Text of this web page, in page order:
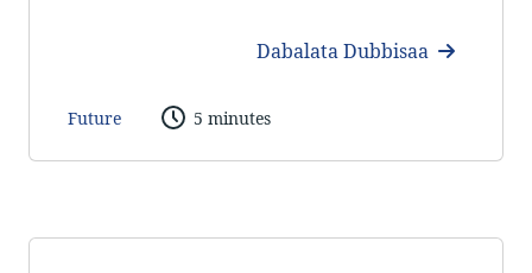
Dabalata Dubbisaa
Future 5 minutes